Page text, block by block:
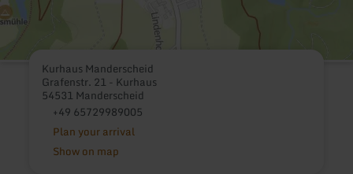
Kurhaus Manderscheid
Grafenstr. 21 - Kurhaus
54531 Manderscheid
+49 65729989005
Plan your arrival
Show on map